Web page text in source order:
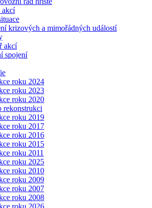
akcí
krizových a mimořádných událostí
akcí
spojení
roku 2024
roku 2023
roku 2020
rekonstrukci
roku 2019
roku 2017
roku 2016
roku 2015
roku 2011
roku 2025
roku 2010
roku 2009
roku 2007
roku 2008
roku 2026